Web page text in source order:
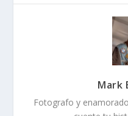
Mark
Fotografo y